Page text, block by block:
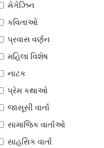
મેગેઝિન
કવિતાઓ
પ્રવાસ વર્ણન
મહિલા વિશેષ
નાટક
પ્રેમ કથાઓ
જાસૂસી વાર્તા
સામાજિક વાર્તાઓ
સાહસિક વાર્તા